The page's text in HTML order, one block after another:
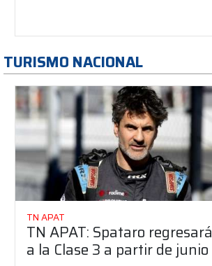
TURISMO NACIONAL
TN APAT
TN APAT: Spataro regresará
a la Clase 3 a partir de junio